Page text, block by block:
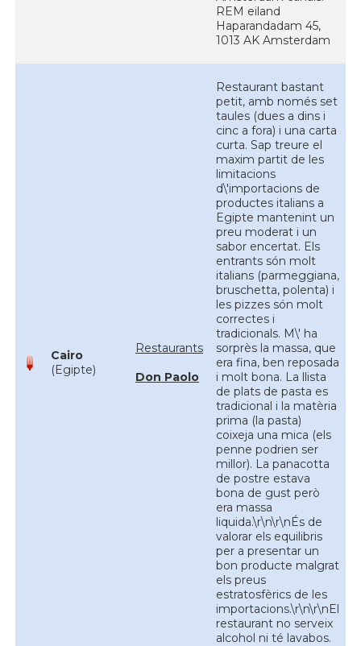
REM eiland
Haparandadam 45,
1013 AK Amsterdam
Cairo
(Egipte)
Restaurants
Don Paolo
Restaurant bastant
petit, amb només set
taules (dues a dins i
cinc a fora) i una carta
curta. Sap treure el
maxim partit de les
limitacions
d\'importacions de
productes italians a
Egipte mantenint un
preu moderat i un
sabor encertat. Els
entrants són molt
italians (parmeggiana,
bruschetta, polenta) i
les pizzes són molt
correctes i
tradicionals. M\' ha
sorprès la massa, que
era fina, ben reposada
i molt bona. La llista
de plats de pasta es
tradicional i la matèria
prima (la pasta)
coixeja una mica (els
penne podrien ser
millor). La panacotta
de postre estava
bona de gust però
era massa
liquida.\r\n\r\nÉs de
valorar els equilibris
per a presentar un
bon producte malgrat
els preus
estratosfèrics de les
importacions.\r\n\r\nEl
restaurant no serveix
alcohol ni té lavabos.